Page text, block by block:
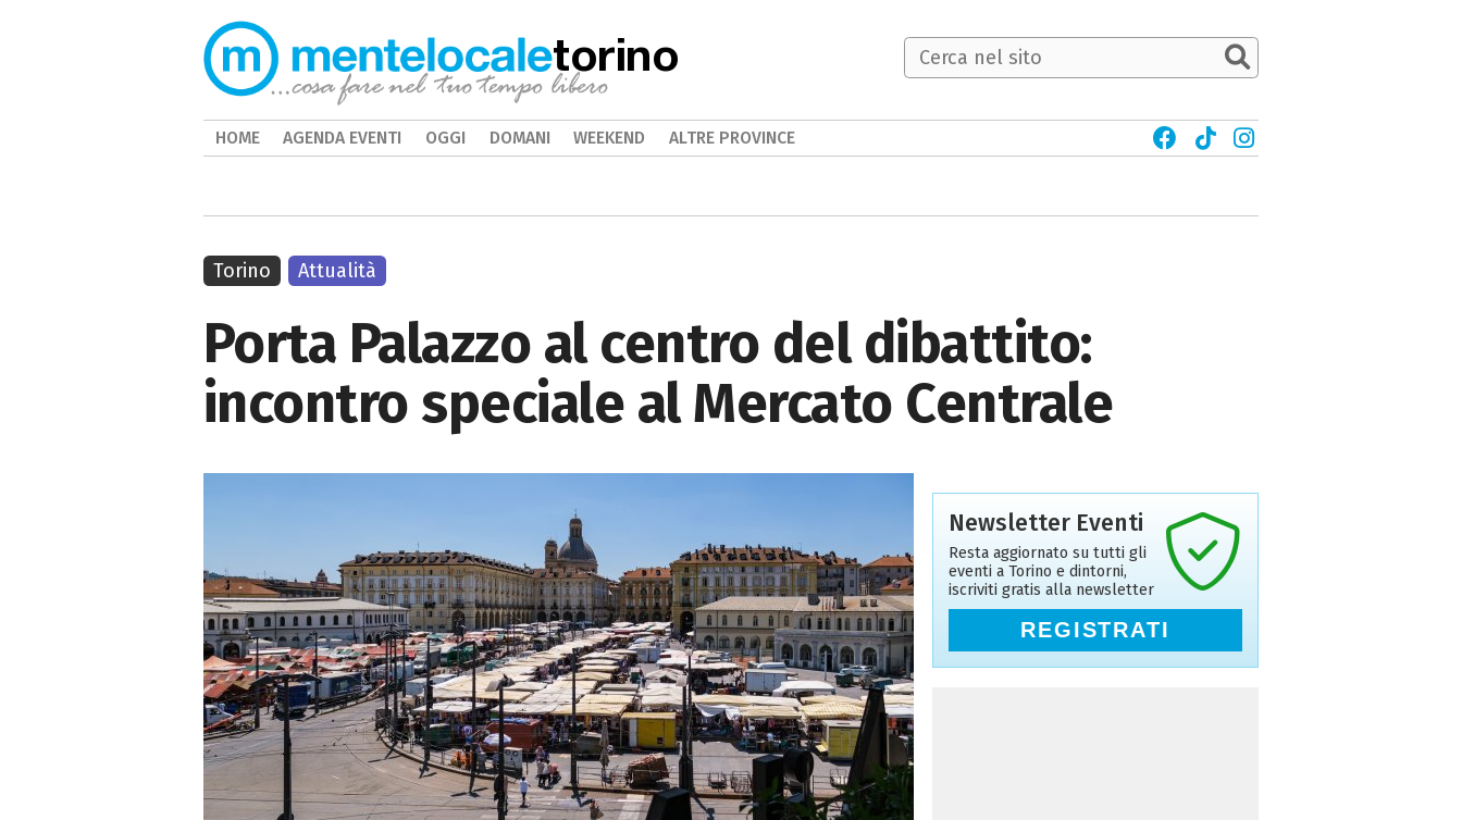
Porta Palazzo al centro del dibattito:
incontro speciale al Mercato Centrale
Torino Attualità
Newsletter Eventi
Resta aggiornato su tutti gli
eventi a Torino e dintorni,
iscriviti gratis alla newsletter
REGISTRATI
torino
HOME AGENDA EVENTI OGGI DOMANI WEEKEND ALTRE PROVINCE